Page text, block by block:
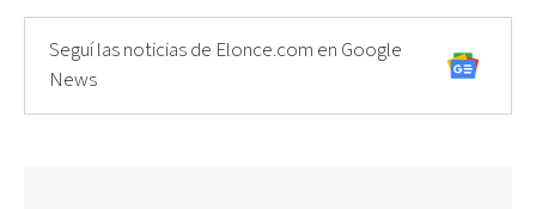
Seguí las noticias de Elonce.com en Google
News